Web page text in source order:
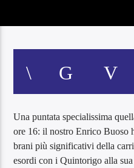
Una puntata specialissima
ore 16: il nostro Enrico Buoso
brani più significativi della
esordi con i Quintorigo alla